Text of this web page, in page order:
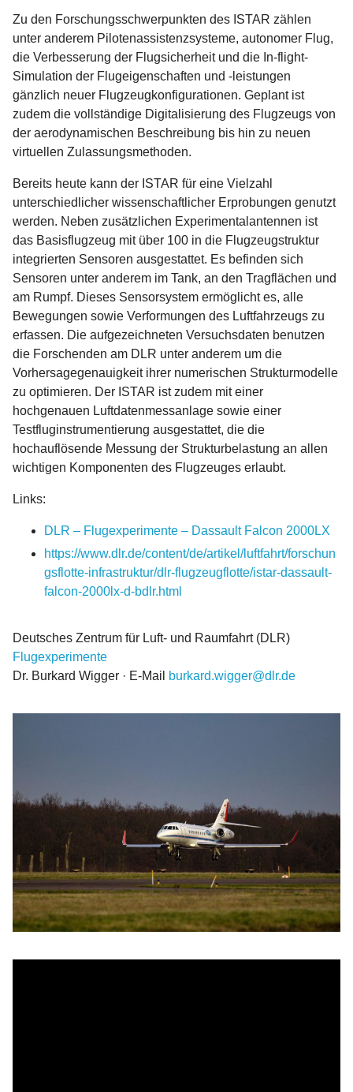
Zu den Forschungsschwerpunkten des ISTAR zählen
unter anderem Pilotenassistenzsysteme, autonomer Flug,
die Verbesserung der Flugsicherheit und die In-flight-
Simulation der Flugeigenschaften und -leistungen
gänzlich neuer Flugzeugkonfigurationen. Geplant ist
zudem die vollständige Digitalisierung des Flugzeugs von
der aerodynamischen Beschreibung bis hin zu neuen
virtuellen Zulassungsmethoden.
Bereits heute kann der ISTAR für eine Vielzahl
unterschiedlicher wissenschaftlicher Erprobungen genutzt
werden. Neben zusätzlichen Experimentalantennen ist
das Basisflugzeug mit über 100 in die Flugzeugstruktur
integrierten Sensoren ausgestattet. Es befinden sich
Sensoren unter anderem im Tank, an den Tragflächen und
am Rumpf. Dieses Sensorsystem ermöglicht es, alle
Bewegungen sowie Verformungen des Luftfahrzeugs zu
erfassen. Die aufgezeichneten Versuchsdaten benutzen
die Forschenden am DLR unter anderem um die
Vorhersagegenauigkeit ihrer numerischen Strukturmodelle
zu optimieren. Der ISTAR ist zudem mit einer
hochgenauen Luftdatenmessanlage sowie einer
Testfluginstrumentierung ausgestattet, die die
hochauflösende Messung der Strukturbelastung an allen
wichtigen Komponenten des Flugzeuges erlaubt.
Links:
DLR – Flugexperimente – Dassault Falcon 2000LX
https://www.dlr.de/content/de/artikel/luftfahrt/forschun
gsflotte-infrastruktur/dlr-flugzeugflotte/istar-dassault-
falcon-2000lx-d-bdlr.html
Deutsches Zentrum für Luft- und Raumfahrt (DLR)
Flugexperimente
Dr. Burkard Wigger · E-Mail
burkard.wigger@dlr.de